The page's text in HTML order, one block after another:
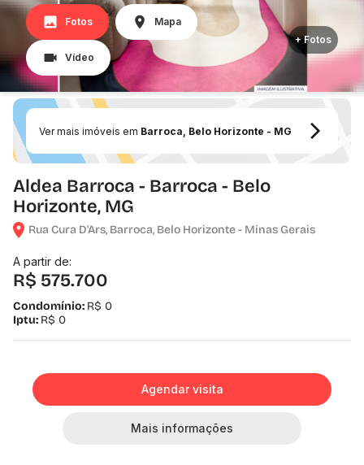
Fotos Mapa
Vídeo
+ Fotos
Ver mais imóveis em Barroca, Belo Horizonte - MG
Aldea Barroca - Barroca - Belo
Horizonte, MG
Rua Cura D'Ars, Barroca, Belo Horizonte - Minas Gerais
A partir de:
R$ 575.700
Condomínio: R$ 0
Iptu: R$ 0
Agendar visita
Mais informações